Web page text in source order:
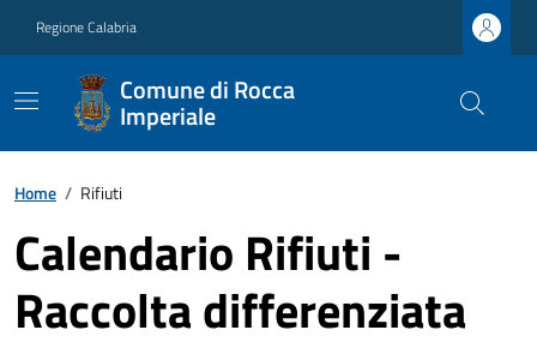
Regione Calabria
Comune di Rocca
Imperiale
Home / Rifiuti
Calendario Rifiuti -
Raccolta differenziata